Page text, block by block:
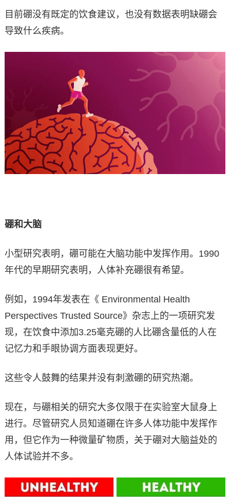
目前硼没有既定的饮食建议，也没有数据表明缺硼会
导致什么疾病。
硼和大脑
小型研究表明，硼可能在大脑功能中发挥作用。1990
年代的早期研究表明，人体补充硼很有希望。
例如，1994年发表在《 Environmental Health
Perspectives Trusted Source》杂志上的一项研究发
现，在饮食中添加3.25毫克硼的人比硼含量低的人在
记忆力和手眼协调方面表现更好。
这些令人鼓舞的结果并没有刺激硼的研究热潮。
现在，与硼相关的研究大多仅限于在实验室大鼠身上
进行。尽管研究人员知道硼在许多人体功能中发挥作
用，但它作为一种微量矿物质，关于硼对大脑益处的
人体试验并不多。